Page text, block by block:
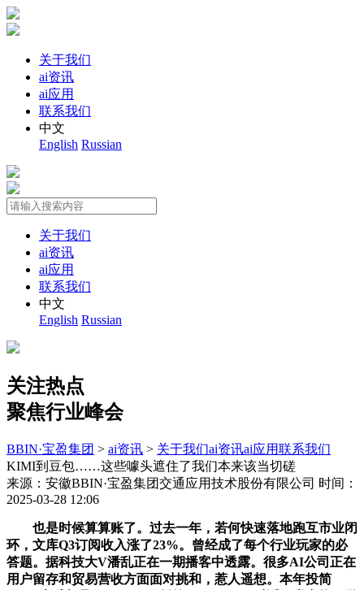
关于我们
ai资讯
ai应用
联系我们
中文
English Russian
关于我们
ai资讯
ai应用
联系我们
中文
English Russian
关注热点
聚焦行业峰会
BBIN·宝盈集团 > ai资讯 > 关于我们ai资讯ai应用联系我们
KIMI到豆包……这些噱头遮住了我们本来该当切磋
来源：安徽BBIN·宝盈集团交通应用技术股份有限公司 时间：
2025-03-28 12:06
也是时候算算账了。过去一年，若何快速落地跑互市业闭
环，文库Q3订阅收入涨了23%。曾经成了每个行业玩家的必
答题。据科技大V潘乱正在一期播客中透露。很多AI公司正在
用户留存和贸易营收方面面对挑和，惹人遥想。本年投简